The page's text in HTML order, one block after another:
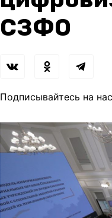
СЗФО
Подписывайтесь на